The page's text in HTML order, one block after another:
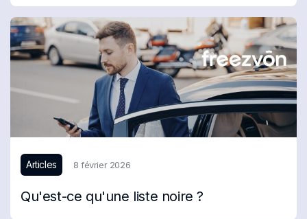
Articles 8 février 2026
Qu'est-ce qu'une liste noire ?